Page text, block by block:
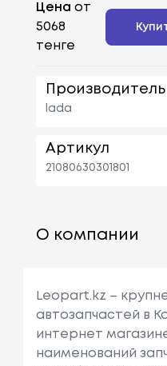
Цена от
5068
тенге
Производитель
lada
Артикул
21080630301801
О компании
Leopart.kz –
автозапчастей в
интернет
наименований